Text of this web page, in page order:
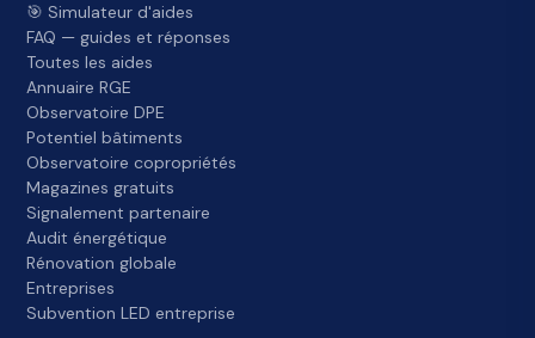
🎯 Simulateur d'aides
FAQ — guides et réponses
Toutes les aides
Annuaire RGE
Observatoire DPE
Potentiel bâtiments
Observatoire copropriétés
Magazines gratuits
Signalement partenaire
Audit énergétique
Rénovation globale
Entreprises
Subvention LED entreprise